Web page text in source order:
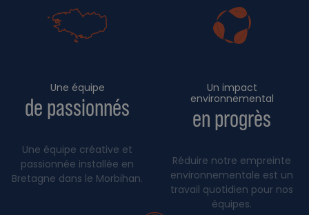
Une équipe
de passionnés
Une équipe créative et
passionnée installée en
Bretagne dans le Morbihan.
Un impact
environnemental
en progrès
Réduire notre empreinte
environnementale est un
travail quotidien pour nos
équipes.